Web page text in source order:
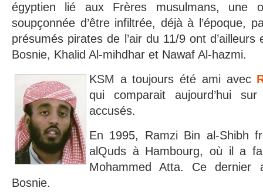
égyptien lié aux Frères musulmans, une
soupçonnée d’être infiltrée, déjà à l’époque,
présumés pirates de l’air du 11/9 ont
Bosnie, Khalid Al-mihdhar et Nawaf Al-hazmi.
KSM a toujours été ami avec
qui comparait aujourd’hui
accusés.
En 1995, Ramzi Bin al-Shibh
alQuds à Hambourg, où il a
Mohammed Atta. Ce dernier
Bosnie.